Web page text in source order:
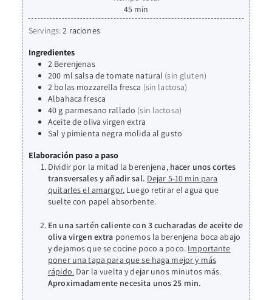
45 min
Servings:2 raciones
Ingredientes
2 Berenjenas
200 ml salsa de tomate natural (sin gluten)
2 bolas mozzarella fresca (sin lactosa)
Albahaca fresca
40 g parmesano rallado (sin lactosa)
Aceite de oliva virgen extra
Sal y pimienta negra molida al gusto
Elaboración paso a paso
Dividir por la mitad la berenjena, hacer unos cortes
transversales y añadir sal. Dejar 5-10 min para
quitarles el amargor.Luego retirar el agua que
suelte con papel absorbente.
En una sartén caliente con 3 cucharadas de aceite de
oliva virgen extra ponemos la berenjena boca abajo
y dejamos que se cocine poco a poco. Importante
poner una tapa para que se haga mejor y más
rápido.Dar la vuelta y dejar unos minutos más.
Aproximadamente necesita unos 25 min.